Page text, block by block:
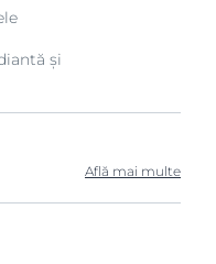
și
Află mai multe